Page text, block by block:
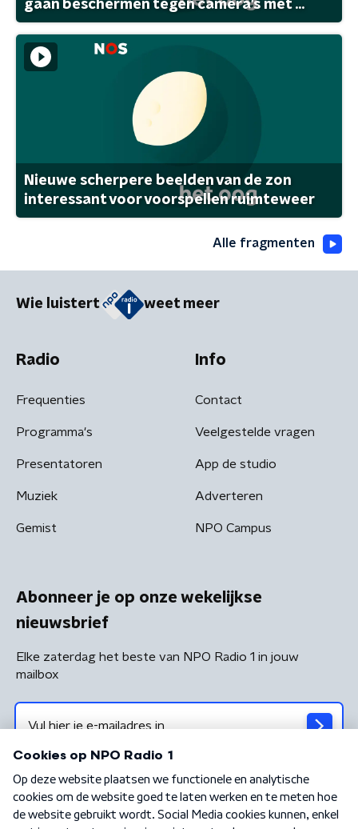
gaan beschermen tegen camera's met ...
Nieuwe scherpere beelden van de zon
interessant voor voorspellen ruimteweer
Alle fragmenten
Wie luistert weet meer
Radio
Frequenties
Programma's
Presentatoren
Muziek
Gemist
Info
Contact
Veelgestelde vragen
App de studio
Adverteren
NPO Campus
Abonneer je op onze wekelijkse
nieuwsbrief
Elke zaterdag het beste van NPO Radio 1 in jouw
mailbox
Algemene voorwaarden